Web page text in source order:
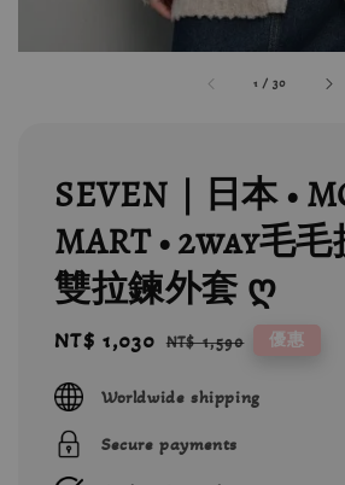
1 /30
SEVEN｜日本 •
MART • 2way毛
雙拉鍊外套 ღ
Sale
NT$ 1,030 Regular
NT$ 1,590 優惠
Worldwide shipping
Secure payments